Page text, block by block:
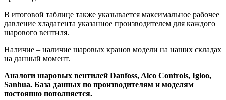
В итоговой таблице также указывается максимальное рабочее
давление хладагента указанное производителем для каждого
шарового вентиля.
Наличие – наличие шаровых кранов модели на наших складах
на данный момент.
Аналоги шаровых вентилей Danfoss, Alco Controls, Igloo,
Sanhua. База данных по производителям и моделям
постоянно пополняется.